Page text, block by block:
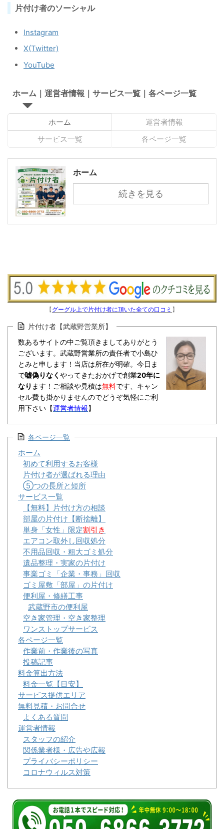
片付け者のソーシャル
Instagram
X(Twitter)
YouTube
ホーム｜運営者情報｜サービス一覧｜各ページ一覧
ホーム
運営者情報
サービス一覧
各ページ一覧
ホーム
続きを見る
【グーグル上で片付け者に頂いた全ての口コミ 】
片付け者【武蔵野営業所】
数あるサイトの中ご覧頂きましてありがとう
ございます。武蔵野営業所の責任者で小島ひ
とみと申します！当店は所在が明確。今日ま
で嘘偽りなく やってきたおかげで創業20年に
なり ます！ご相談や見積は無料です、キャン
セル費も掛かりませんのでどうぞ気軽にご利
用下さい【運営者情報】
各ページ一覧
ホーム
初めて利用するお客様
片付け者が選ばれる理由
⑤つの長所と短所
サービス一覧
【無料】片付け方の相談
部屋の片付け【断捨離】
単身「女性」限定割引き
エアコン取外し回収処分
不用品回収・粗大ゴミ処分
遺品整理・実家の片付け
事業ゴミ「企業・事務」回収
ゴミ屋敷「部屋」の片付け
便利屋・修繕工事
武蔵野市の便利屋
空き家管理・空き家整理
ワンストップサービス
各ページ一覧
作業前・作業後の写真
投稿記事
料金算出方法
料金一覧【目安】
サービス提供エリア
無料見積・お問合せ
よくある質問
運営者情報
スタッフの紹介
関係業者様・広告や広報
プライバシーポリシー
コロナウィルス対策